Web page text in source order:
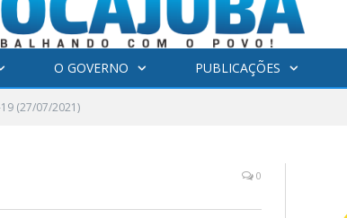
O GOVERNO PUBLICAÇÕES
(27/07/2021)
0